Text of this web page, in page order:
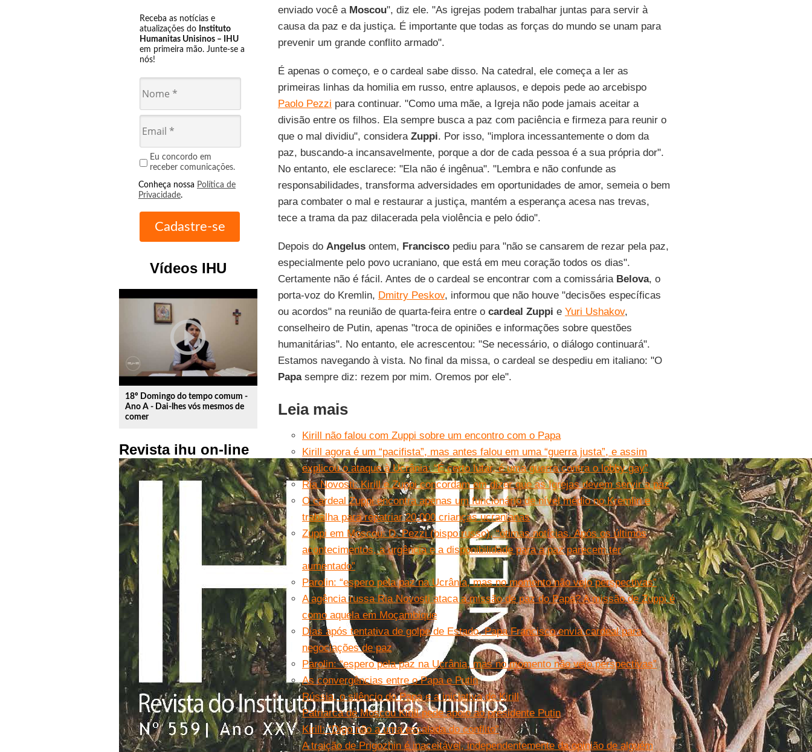
Receba as notícias e
atualizações do Instituto
Humanitas Unisinos – IHU
em primeira mão. Junte-se a
nós!
Eu concordo em
receber comunicações.
Conheça nossa Política de
Privacidade.
Vídeos IHU
play_circle_outline
18º Domingo do tempo comum -
Ano A - Dai-lhes vós mesmos de
comer
Revista ihu on-line
enviado você a Moscou", diz ele. "As igrejas podem trabalhar juntas para servir à
causa da paz e da justiça. É importante que todas as forças do mundo se unam para
prevenir um grande conflito armado".
É apenas o começo, e o cardeal sabe disso. Na catedral, ele começa a ler as
primeiras linhas da homilia em russo, entre aplausos, e depois pede ao arcebispo
Paolo Pezzi para continuar. "Como uma mãe, a Igreja não pode jamais aceitar a
divisão entre os filhos. Ela sempre busca a paz com paciência e firmeza para reunir o
que o mal dividiu", considera Zuppi. Por isso, "implora incessantemente o dom da
paz, buscando-a incansavelmente, porque a dor de cada pessoa é a sua própria dor".
No entanto, ele esclarece: "Ela não é ingênua". "Lembra e não confunde as
responsabilidades, transforma adversidades em oportunidades de amor, semeia o bem
para combater o mal e restaurar a justiça, mantém a esperança acesa nas trevas,
tece a trama da paz dilacerada pela violência e pelo ódio".
Depois do Angelusontem, Franciscopediu para "não se cansarem de rezar pela paz,
especialmente pelo povo ucraniano, que está em meu coração todos os dias".
Certamente não é fácil. Antes de o cardeal se encontrar com a comissária Belova, o
porta-voz do Kremlin, Dmitry Peskov, informou que não houve "decisões específicas
ou acordos" na reunião de quarta-feira entre ocardeal Zuppi e Yuri Ushakov,
conselheiro de Putin, apenas "troca de opiniões e informações sobre questões
humanitárias". No entanto, ele acrescentou: "Se necessário, o diálogo continuará".
Estamos navegando à vista. No final da missa, o cardeal se despediu em italiano: "O
Papasempre diz: rezem por mim. Oremos por ele".
Leia mais
Kirill não falou com Zuppi sobre um encontro com o Papa
Kirill agora é um “pacifista”, mas antes falou em uma “guerra justa”, e assim
explicou o ataque à Ucrânia: “É certo lutar, é uma guerra contra o lobby gay”
Ria Novosti: Kirill e Zuppi concordam em dizer que as Igrejas devem servir a paz
O cardeal Zuppi encontra apenas um funcionário de nível médio no Kremlin e
trabalha para repatriar 20.000 crianças ucranianas
Zuppi em Moscou: D. Pezzi (bispo russo), “ótimas notícias. Após os últimos
acontecimentos, a urgência e a disponibilidade para a paz parecem ter
aumentado”
Parolin: “espero pela paz na Ucrânia, mas no momento não vejo perspectivas”
A agência russa Ria Novosti ataca a missão de paz do Papa? A missão de Zuppi é
como aquela em Moçambique
Dias após tentativa de golpe de Estado, Papa Francisco envia cardeal para
negociações de paz
Parolin: “espero pela paz na Ucrânia, mas no momento não vejo perspectivas”
As convergências entre o Papa e Putin
Rússia, o silêncio do Papa e a iniciativa de Kirill
Patriarca de Moscou Kirill pede apoio ao presidente Putin
Kirill: “Digo não a uma escalada do conflito”
A traição de Prigozhin é inaceitável, independentemente da opinião de alguém